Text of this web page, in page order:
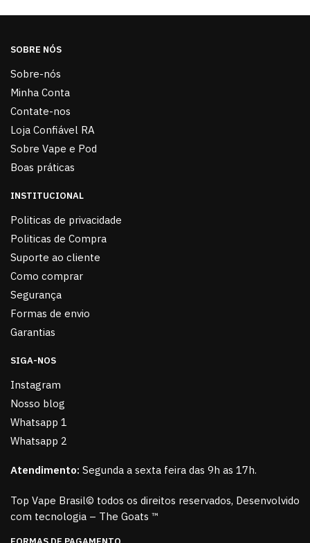
SOBRE NÓS
Sobre-nós
Minha Conta
Contate-nos
Loja Confiável RA
Sobre Vape e Pod
Boas práticas
INSTITUCIONAL
Politicas de privacidade
Politicas de Compra
Suporte ao cliente
Como comprar
Segurança
Formas de envio
Garantias
SIGA-NOS
Instagram
Nosso blog
Whatsapp 1
Whatsapp 2
Atendimento: Segunda a sexta feira das 9h as 17h.
Top Vape Brasil© todos os direitos reservados, Desenvolvido
com tecnologia – The Goats ™